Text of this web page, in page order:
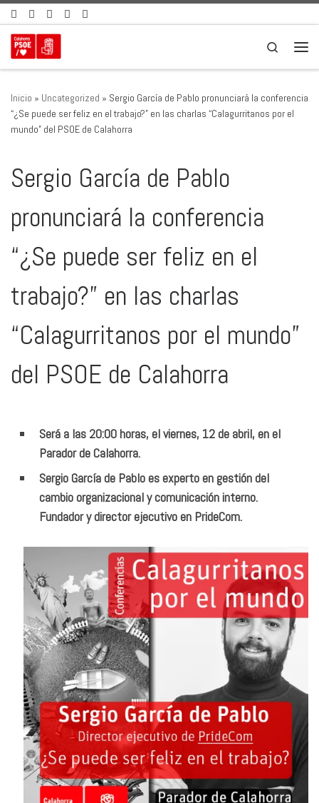
Saltar al contenido
Search
Inicio » Uncategorized » Sergio García de Pablo pronunciará la conferencia
“¿Se puede ser feliz en el trabajo?” en las charlas “Calagurritanos por el
mundo” del PSOE de Calahorra
Sergio García de Pablo
pronunciará la conferencia
“¿Se puede ser feliz en el
trabajo?” en las charlas
“Calagurritanos por el mundo”
del PSOE de Calahorra
Será a las 20:00 horas, el viernes, 12 de abril, en el
Parador de Calahorra.
Sergio García de Pablo es experto en gestión del
cambio organizacional y comunicación interno.
Fundador y director ejecutivo en PrideCom.